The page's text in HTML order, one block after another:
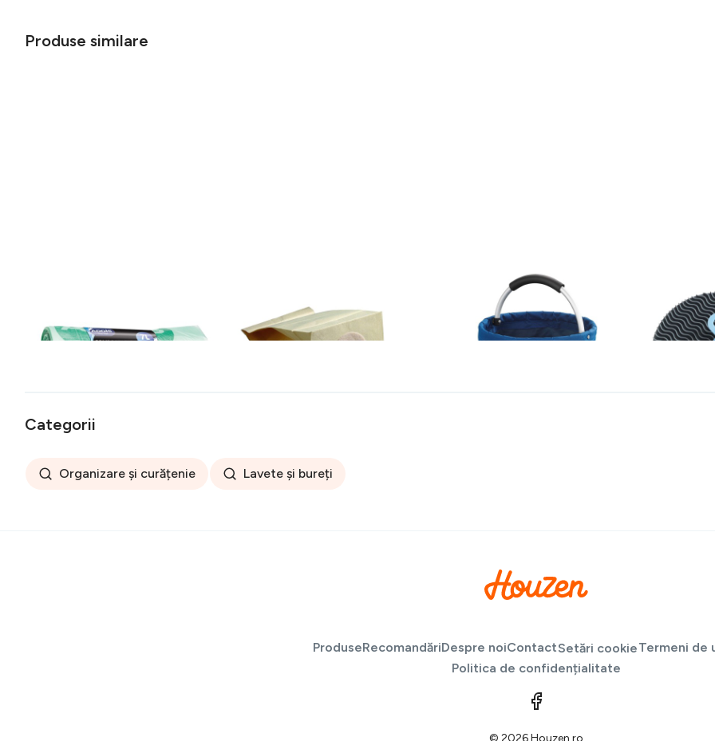
Produse similare
32 lei
folosință 5 buc. – Rayen
90 lei
Organizator pentru produse de
curățenie volum 16 l Universal –
Maximex
Set de 2
spălarea
48 lei
Categorii
Organizare și curățenie Lavete și bureți
ProduseRecomandăriDespre noiContactSetări cookieTermeni de
Politica de confidențialitate